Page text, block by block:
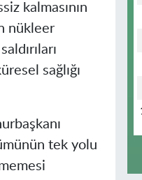
kalmasının
nükleer
sağlığı
tek yolu